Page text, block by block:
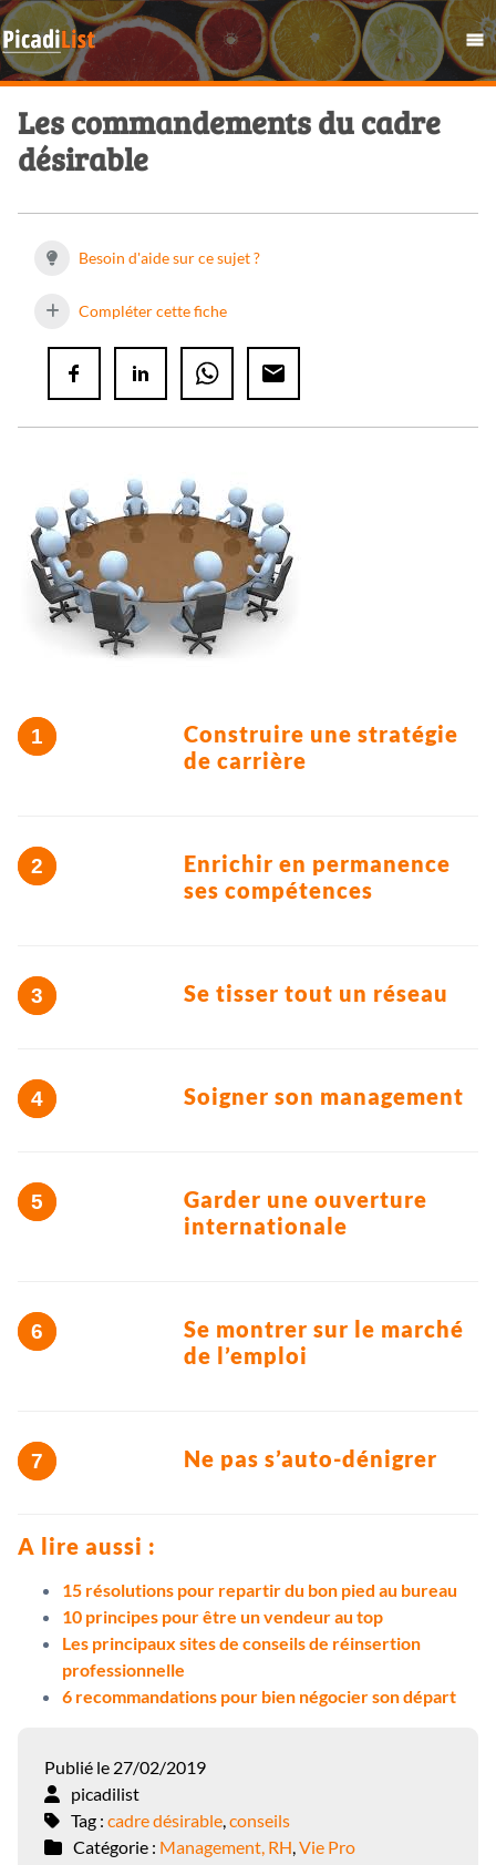
Les commandements du cadre
désirable
Besoin d'aide sur ce sujet ?
Compléter cette fiche
Construire une stratégie
de carrière
Enrichir en permanence
ses compétences
Se tisser tout un réseau
Soigner son management
Garder une ouverture
internationale
Se montrer sur le marché
de l’emploi
Ne pas s’auto-dénigrer
A lire aussi :
15 résolutions pour repartir du bon pied au bureau
10 principes pour être un vendeur au top
Les principaux sites de conseils de réinsertion
professionnelle
6 recommandations pour bien négocier son départ
Publié le 27/02/2019
picadilist
Tag : cadre désirable,conseils
Catégorie : Management, RH,Vie Pro